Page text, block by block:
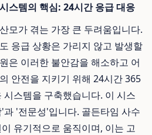
스템의 핵심: 24시간 응급 대응
모가 겪는 가장 큰 두려움입니다.
응급 상황은 가리지 않고 발생할
은 이러한 불안감을 해소하고 어
안전을 지키기 위해 24시간 365
스템을 구축했습니다. 이 시스
'전문성'입니다. 골든타임 사수
유기적으로 움직이며, 이는 고